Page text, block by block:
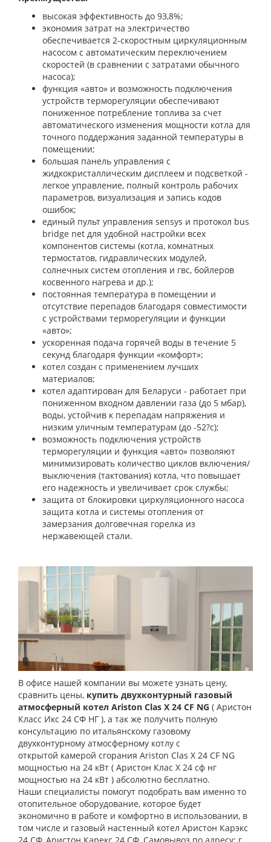
высокая эффективность до 93,8%;
экономия затрат на электричество
обеспечивается 2-скоростным циркуляционным
насосом с автоматическим переключением
скоростей (в сравнении с затратами обычного
насоса);
функция «авто» и возможность подключения
устройств терморегуляции обеспечивают
пониженное потребление топлива за счет
автоматического изменения мощности котла для
точного поддержания заданной температуры в
помещении;
большая панель управления с
жидкокристаллическим дисплеем и подсветкой -
легкое управление, полный контроль рабочих
параметров, визуализация и запись кодов
ошибок;
единый пульт управления sensys и протокол bus
bridge net для удобной настройки всех
компонентов системы (котла, комнатных
термостатов, гидравлических модулей,
солнечных систем отопления и гвс, бойлеров
косвенного нагрева и др.);
постоянная температура в помещении и
отсутствие перепадов благодаря совместимости
с устройствами терморегуляции и функции
«авто»;
ускоренная подача горячей воды в течение 5
секунд благодаря функции «комфорт»;
котел создан с применением лучших
материалов;
котел адаптирован для Беларуси - работает при
пониженном входном давлении газа (до 5 мбар),
воды, устойчив к перепадам напряжения и
низким уличным температурам (до -52?с);
возможность подключения устройств
терморегуляции и функция «авто» позволяют
минимизировать количество циклов включения/
выключения (тактования) котла, что повышает
его надежность и увеличивает срок службы;
защита от блокировки циркуляционного насоса
защита котла и системы отопления от
замерзания долговечная горелка из
нержавеющей стали.
В офисе нашей компании вы можете узнать цену,
сравнить цены, купить двухконтурный газовый
атмосферный котел Ariston Clas X 24 CF NG ( Аристон
Класс Икс 24 СФ НГ ), а так же получить полную
консультацию по итальянскому газовому
двухконтурному атмосферному котлу с
открытой камерой сгорания Ariston Clas X 24 CF NG
мощностью на 24 кВт ( Аристон Клас Х 24 сф нг
мощностью на 24 кВт ) абсолютно бесплатно.
Наши специалисты помогут подобрать вам именно то
отопительное оборудование, которое будет
экономично в работе и комфортно в использовании, в
том числе и газовый настенный котел Аристон Карэкс
24 СФ, Аристон Карекс 24 СФ. Самовывоз по адресу: г.